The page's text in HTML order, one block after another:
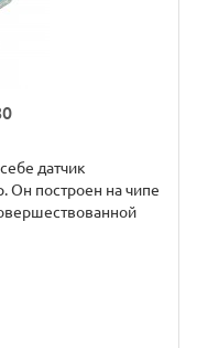
датчик
Он построен на чипе